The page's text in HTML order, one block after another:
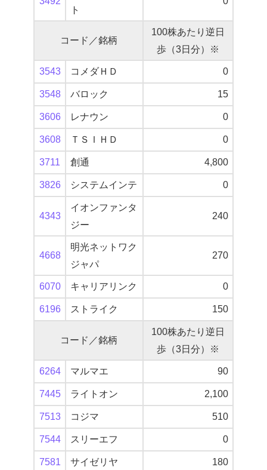
ト
コード／銘柄
100株あたり逆日
歩（3日分）※
3543 コメダＨＤ 0
3548 バロック 15
3606 レナウン 0
3608 ＴＳＩＨＤ 0
3711 創通 4,800
3826 システムインテ 0
4343
イオンファンタ
ジー
240
4668
明光ネットワク
ジャパ
270
6070 キャリアリンク 0
6196 ストライク 150
コード／銘柄
100株あたり逆日
歩（3日分）※
6264 マルマエ 90
7445 ライトオン 2,100
7513 コジマ 510
7544 スリーエフ 0
7581 サイゼリヤ 180